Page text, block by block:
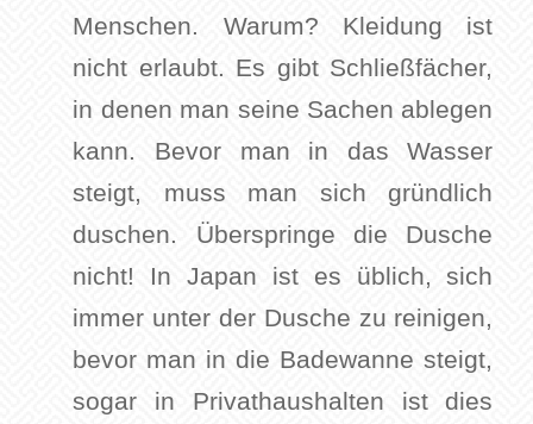
Menschen. Warum? Kleidung ist
nicht erlaubt. Es gibt Schließfächer,
in denen man seine Sachen ablegen
kann. Bevor man in das Wasser
steigt, muss man sich gründlich
duschen. Überspringe die Dusche
nicht! In Japan ist es üblich, sich
immer unter der Dusche zu reinigen,
bevor man in die Badewanne steigt,
sogar in Privathaushalten ist dies